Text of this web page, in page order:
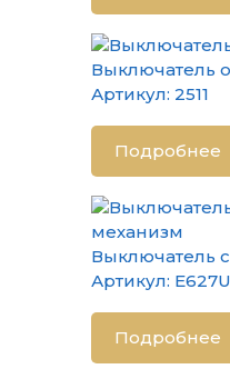
Выключатель
Артикул: 2511
Подробнее
Выключатель
Артикул: E627U
Подробнее